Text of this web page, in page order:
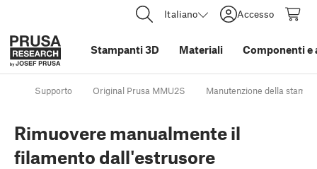
Italiano Accesso
Stampanti 3D Materiali Componenti e
Supporto Original Prusa MMU2S Manutenzione della
Rimuovere manualmente il
filamento dall'estrusore